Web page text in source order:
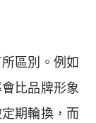
區別。例如
比品牌形象
期輪換，而